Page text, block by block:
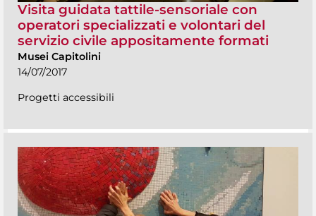
Visita guidata tattile-sensoriale con
operatori specializzati e volontari del
servizio civile appositamente formati
Musei Capitolini
14/07/2017
Progetti accessibili